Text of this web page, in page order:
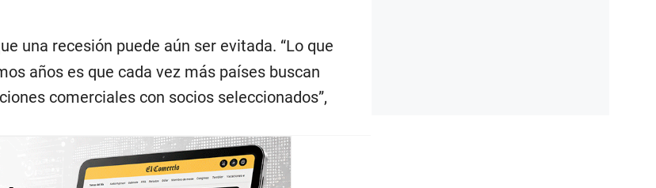
una recesión puede aún ser evitada. “Lo que
años es que cada vez más países buscan
comerciales con socios seleccionados”,